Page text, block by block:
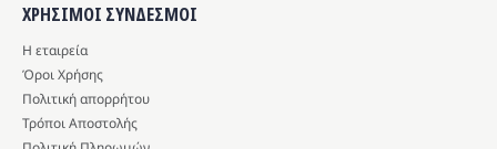
ΧΡΗΣΙΜΟΙ ΣΥΝΔΕΣΜΟΙ
Η εταιρεία
Όροι Χρήσης
Πολιτική απορρήτου
Τρόποι Αποστολής